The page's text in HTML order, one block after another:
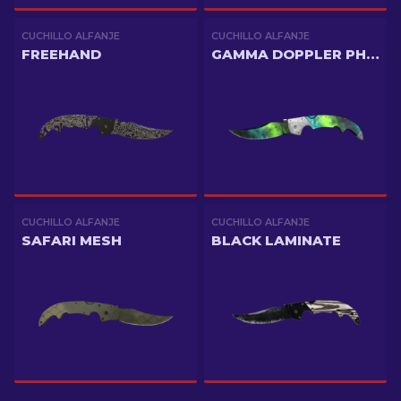
CUCHILLO ALFANJE
FREEHAND
CUCHILLO ALFANJE
GAMMA DOPPLER PHASE 4
CUCHILLO ALFANJE
SAFARI MESH
CUCHILLO ALFANJE
BLACK LAMINATE